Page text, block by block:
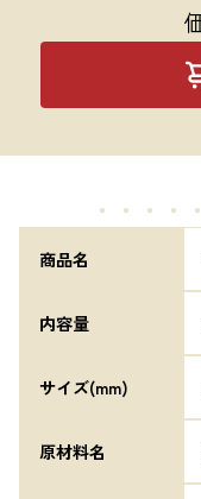
・・・・・
商品名
内容量
サイズ(mm)
原材料名